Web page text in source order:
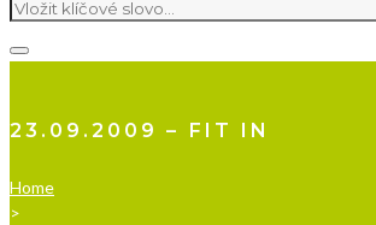
23.09.2009 – FIT IN
Home
>